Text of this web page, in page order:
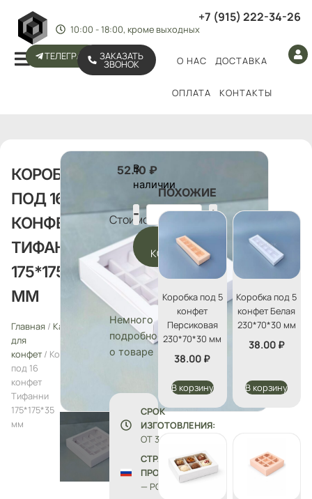
+7 (915) 222-34-26
10:00 - 18:00, кроме выходных
ТЕЛЕГРАМ ЗАКАЗАТЬ
ЗВОНОК О НАС ДОСТАВКА
ОПЛАТА КОНТАКТЫ
КОРОБКА
ПОД 16
КОНФЕТ
ТИФАННИ
175*175*35
ММ
Главная / Каталог
Упаковка
для
конфет/ Коробка
под 16
конфет
Тифанни
175*175*35
мм
Стоимость:
52.10 ₽
В
наличии
В
КОРЗИНУ
Немного
подробностей
о товаре
СРОК
ИЗГОТОВЛЕНИЯ:
ОТ 3 ДО 5 ДНЕЙ
СТРАНА
ПРОИЗВОДСТВА
— РОССИЯ
ПОХОЖИЕ
Коробка под 5
конфет
Персиковая
230*70*30 мм
38.00 ₽
В корзину
Коробка под 5
конфет Белая
230*70*30 мм
38.00 ₽
В корзину